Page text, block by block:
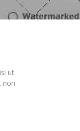
ut
non